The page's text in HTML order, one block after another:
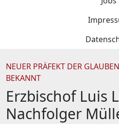
NEUER PRÄFEKT DER
BEKANNT
Erzbischof Luis
Nachfolger